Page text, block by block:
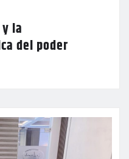
la
del poder